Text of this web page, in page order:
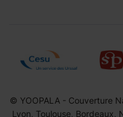
© YOOPALA - Couverture
Lyon, Toulouse, Bordeaux,